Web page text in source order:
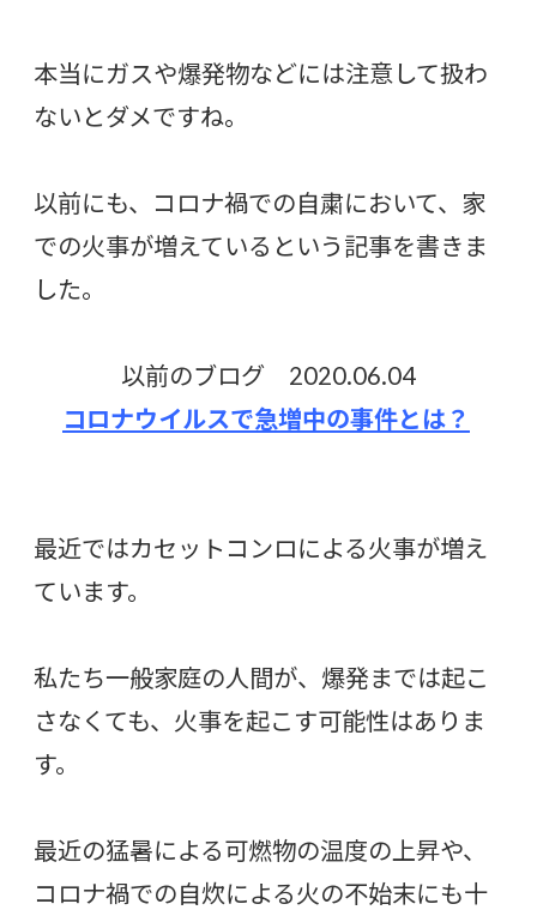
本当にガスや爆発物などには注意して扱わ
ないとダメですね。
以前にも、コロナ禍での自粛において、家
での火事が増えているという記事を書きま
した。
以前のブログ 2020.06.04
コロナウイルスで急増中の事件とは？
最近ではカセットコンロによる火事が増え
ています。
私たち一般家庭の人間が、爆発までは起こ
さなくても、火事を起こす可能性はありま
す。
最近の猛暑による可燃物の温度の上昇や、
コロナ禍での自炊による火の不始末にも十